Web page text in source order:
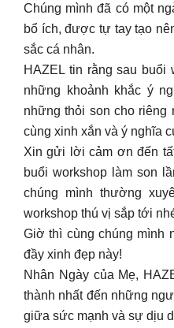
Chúng mình đã có một
bổ ích, được tự tay tạo
sắc cá nhân.
HAZEL tin rằng sau
những khoảnh khắc ý
những thỏi son cho riêng
cùng xinh xắn và ý nghĩa
Xin gửi lời cảm ơn đến
buổi workshop làm son
chúng mình thường
workshop thú vị sắp tới
Giờ thì cùng chúng mình
đầy xinh đẹp này!
Nhân Ngày của Mẹ,
thành nhất đến những
giữa sức mạnh và sự dịu